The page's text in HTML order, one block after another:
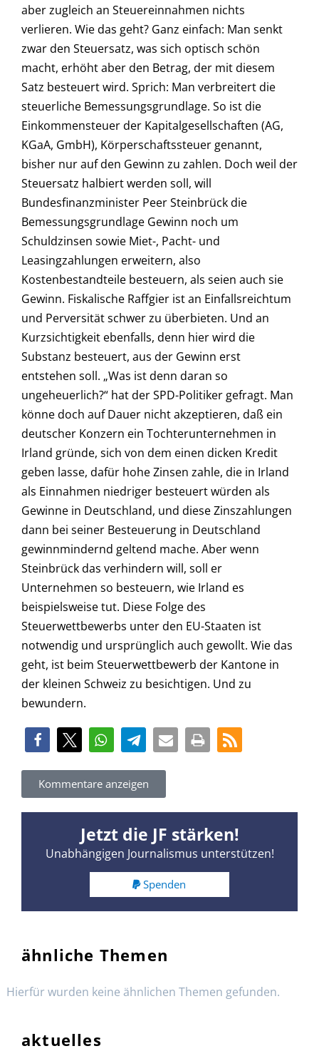
aber zugleich an Steuereinnahmen nichts
verlieren. Wie das geht? Ganz einfach: Man senkt
zwar den Steuersatz, was sich optisch schön
macht, erhöht aber den Betrag, der mit diesem
Satz besteuert wird. Sprich: Man verbreitert die
steuerliche Bemessungsgrundlage. So ist die
Einkommensteuer der Kapitalgesellschaften (AG,
KGaA, GmbH), Körperschaftssteuer genannt,
bisher nur auf den Gewinn zu zahlen. Doch weil der
Steuersatz halbiert werden soll, will
Bundesfinanzminister Peer Steinbrück die
Bemessungsgrundlage Gewinn noch um
Schuldzinsen sowie Miet-, Pacht- und
Leasingzahlungen erweitern, also
Kostenbestandteile besteuern, als seien auch sie
Gewinn. Fiskalische Raffgier ist an Einfallsreichtum
und Perversität schwer zu überbieten. Und an
Kurzsichtigkeit ebenfalls, denn hier wird die
Substanz besteuert, aus der Gewinn erst
entstehen soll. „Was ist denn daran so
ungeheuerlich?“ hat der SPD-Politiker gefragt. Man
könne doch auf Dauer nicht akzeptieren, daß ein
deutscher Konzern ein Tochterunternehmen in
Irland gründe, sich von dem einen dicken Kredit
geben lasse, dafür hohe Zinsen zahle, die in Irland
als Einnahmen niedriger besteuert würden als
Gewinne in Deutschland, und diese Zinszahlungen
dann bei seiner Besteuerung in Deutschland
gewinnmindernd geltend mache. Aber wenn
Steinbrück das verhindern will, soll er
Unternehmen so besteuern, wie Irland es
beispielsweise tut. Diese Folge des
Steuerwettbewerbs unter den EU-Staaten ist
notwendig und ursprünglich auch gewollt. Wie das
geht, ist beim Steuerwettbewerb der Kantone in
der kleinen Schweiz zu besichtigen. Und zu
bewundern.
Kommentare anzeigen
Jetzt die JF stärken!
Unabhängigen Journalismus unterstützen!
Spenden
ähnliche Themen
Hierfür wurden keine ähnlichen Themen gefunden.
aktuelles